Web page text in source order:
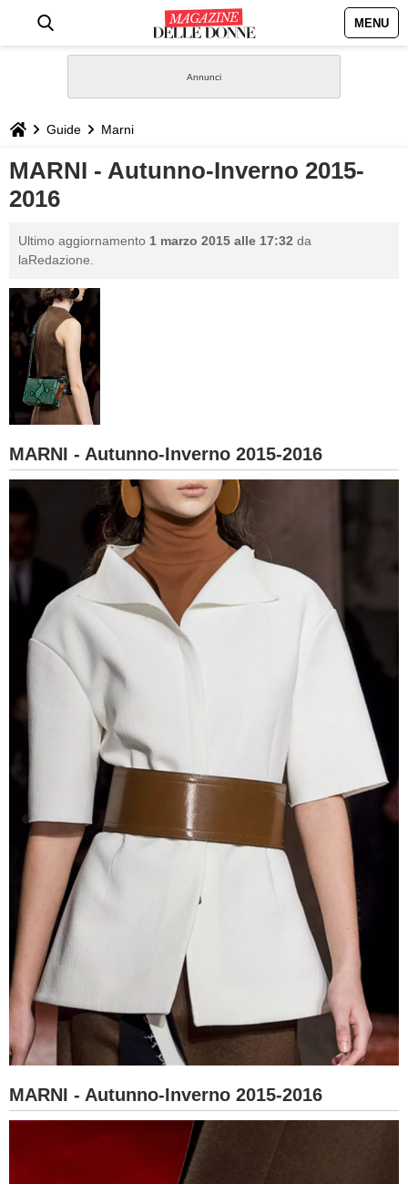
MENU
STILE
BIOGRAFIE
DEFINIZIONI
GASTRONOMIA
CAPELLI
SESSO
DIETA
Guide Marni
MARNI - Autunno-Inverno 2015-
2016
Ultimo aggiornamento 1 marzo 2015 alle 17:32 da
laRedazione.
MARNI - Autunno-Inverno 2015-2016
MARNI - Autunno-Inverno 2015-2016